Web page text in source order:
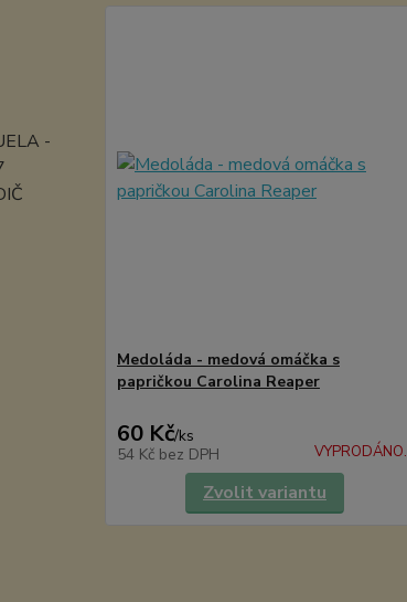
-
Medoláda - medová omáčka s
papričkou Carolina Reaper
60 Kč/ks
54 Kč bez DPH VYPRODÁNO.
Zvolit variantu